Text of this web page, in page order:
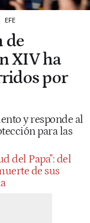
EFE
de
XIV ha
por
y responde al
para las
del Papa": del
de sus